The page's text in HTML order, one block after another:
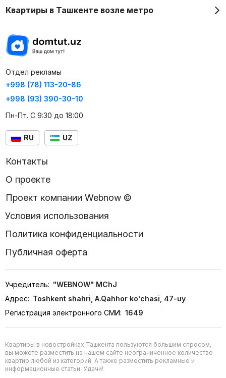
Квартиры в Ташкенте возле метро
Отдел рекламы
+998 (78) 113-20-86
+998 (93) 390-30-10
Пн-Пт. С 9:30 до 18:00
RU UZ
Контакты
О проекте
Проект компании Webnow ©
Условия использования
Политика конфиденциальности
Публичная оферта
Учредитель: "WEBNOW" MChJ
Адрес: Toshkent shahri, A.Qahhor ko'chasi, 47-uy
Регистрация электронного СМИ: 1649
Квартиры в новостройках Ташкента пользуются большим спросом,
вы можете разместить на нашем сайте неограниченное количество
квартир любой из категорий. А также разместить рекламные и
информационные статьи. Удачи!